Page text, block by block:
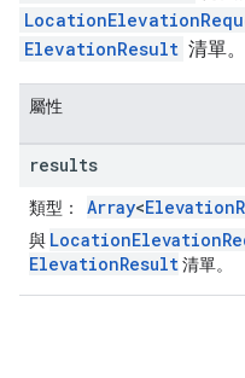
ElevationResult 清單。
屬性
results
類型： Array<
與
ElevationResult清單。